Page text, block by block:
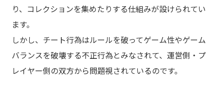
り、コレクションを集めたりする仕組みが設けられてい
ます。
しかし、チート行為はルールを破ってゲーム性やゲーム
バランスを破壊する不正行為とみなされて、運営側・プ
レイヤー側の双方から問題視されているのです。